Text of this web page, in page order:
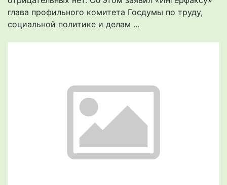
глава профильного комитета Госдумы по труду,
социальной политике и делам ...